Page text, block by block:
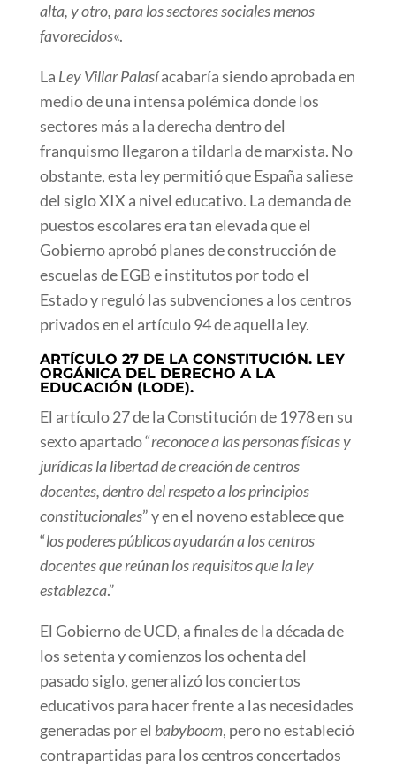
alta, y otro, para los sectores sociales menos
favorecidos«.
La Ley Villar Palasíacabaría siendo aprobada en
medio de una intensa polémica donde los
sectores más a la derecha dentro del
franquismo llegaron a tildarla de marxista. No
obstante, esta ley permitió que España saliese
del siglo XIX a nivel educativo. La demanda de
puestos escolares era tan elevada que el
Gobierno aprobó planes de construcción de
escuelas de EGB e institutos por todo el
Estado y reguló las subvenciones a los centros
privados en el artículo 94 de aquella ley.
ARTÍCULO 27 DE LA CONSTITUCIÓN. LEY
ORGÁNICA DEL DERECHO A LA
EDUCACIÓN (LODE).
El artículo 27 de la Constitución de 1978 en su
sexto apartado “reconoce a las personas físicas y
jurídicas la libertad de creación de centros
docentes, dentro del respeto a los principios
constitucionales” y en el noveno establece que
“los poderes públicos ayudarán a los centros
docentes que reúnan los requisitos que la ley
establezca.”
El Gobierno de UCD, a finales de la década de
los setenta y comienzos los ochenta del
pasado siglo, generalizó los conciertos
educativos para hacer frente a las necesidades
generadas por el babyboom, pero no estableció
contrapartidas para los centros concertados